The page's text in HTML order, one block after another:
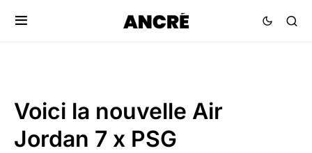
Voici la nouvelle Air
Jordan 7 x PSG